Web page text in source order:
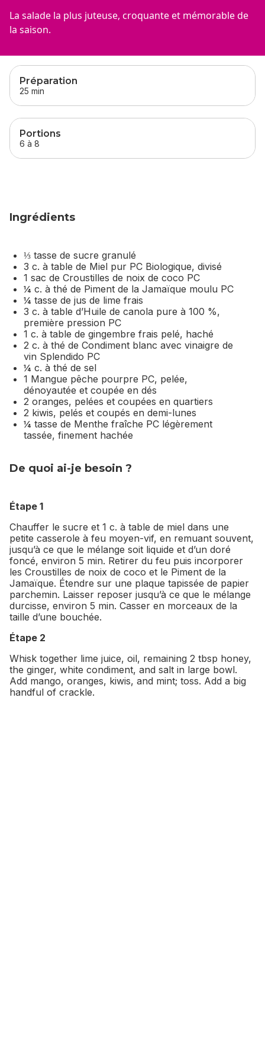
La salade la plus juteuse, croquante et mémorable de
la saison.
sauter
Préparation
25 min
Portions
6 à 8
Ingrédients
⅓ tasse de sucre granulé
3 c. à table de Miel pur PC Biologique, divisé
1 sac de Croustilles de noix de coco PC
¼ c. à thé de Piment de la Jamaïque moulu PC
¼ tasse de jus de lime frais
3 c. à table d’Huile de canola pure à 100 %,
première pression PC
1 c. à table de gingembre frais pelé, haché
2 c. à thé de Condiment blanc avec vinaigre de
vin Splendido PC
¼ c. à thé de sel
1 Mangue pêche pourpre PC, pelée,
dénoyautée et coupée en dés
2 oranges, pelées et coupées en quartiers
2 kiwis, pelés et coupés en demi-lunes
¼ tasse de Menthe fraîche PC légèrement
tassée, finement hachée
De quoi ai-je besoin ?
Étape 1
Chauffer le sucre et 1 c. à table de miel dans une
petite casserole à feu moyen-vif, en remuant souvent,
jusqu’à ce que le mélange soit liquide et d’un doré
foncé, environ 5 min. Retirer du feu puis incorporer
les Croustilles de noix de coco et le Piment de la
Jamaïque. Étendre sur une plaque tapissée de papier
parchemin. Laisser reposer jusqu’à ce que le mélange
durcisse, environ 5 min. Casser en morceaux de la
taille d’une bouchée.
Étape 2
Whisk together lime juice, oil, remaining 2 tbsp honey,
the ginger, white condiment, and salt in large bowl.
Add mango, oranges, kiwis, and mint; toss. Add a big
handful of crackle.